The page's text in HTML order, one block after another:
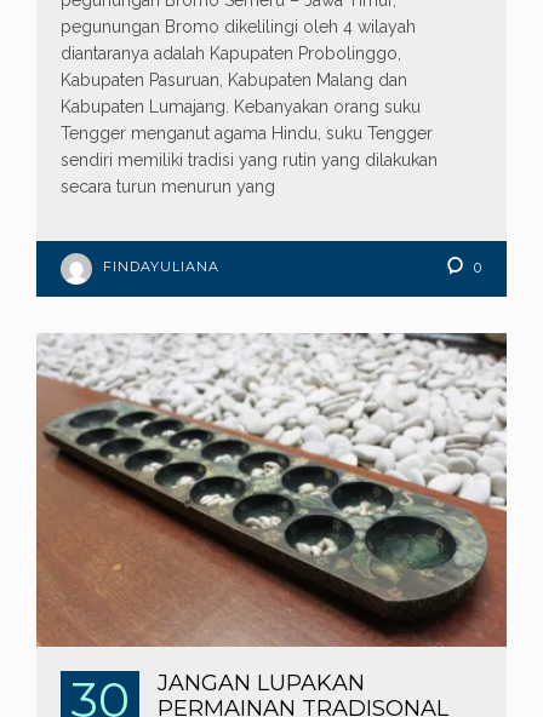
pegunungan Bromo dikelilingi oleh 4 wilayah
diantaranya adalah Kapupaten Probolinggo,
Kabupaten Pasuruan, Kabupaten Malang dan
Kabupaten Lumajang. Kebanyakan orang suku
Tengger menganut agama Hindu, suku Tengger
sendiri memiliki tradisi yang rutin yang dilakukan
secara turun menurun yang
FINDAYULIANA 0
30
JANGAN LUPAKAN
PERMAINAN TRADISONAL